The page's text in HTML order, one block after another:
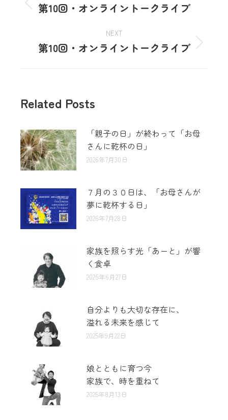
第10回・オンライントークライブ
NEXT
第10回・オンライントークライブ
Related Posts
「親子の日」が終わって「お母
さんに乾杯の日」
2026年7月30日
７月の３０日は、「お母さんが
夢に乾杯する日」
2026年7月28日
家族を照らす光「あーと」が響
く食卓
2026年6月27日
自分よりも大切な存在に、
溢れる未来を感じて
2025年9月22日
娘とともに育つ今
家族で、時を重ねて
2025年8月13日